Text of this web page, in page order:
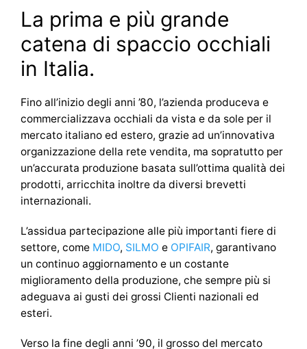
La prima e più grande
catena di spaccio occhiali
in Italia.
Fino all’inizio degli anni ’80, l’azienda produceva e
commercializzava occhiali da vista e da sole per il
mercato italiano ed estero, grazie ad un’innovativa
organizzazione della rete vendita, ma sopratutto per
un’accurata produzione basata sull’ottima qualità dei
prodotti, arricchita inoltre da diversi brevetti
internazionali.
L’assidua partecipazione alle più importanti fiere di
settore, come MIDO, SILMO e OPIFAIR, garantivano
un continuo aggiornamento e un costante
miglioramento della produzione, che sempre più si
adeguava ai gusti dei grossi Clienti nazionali ed
esteri.
Verso la fine degli anni ’90, il grosso del mercato